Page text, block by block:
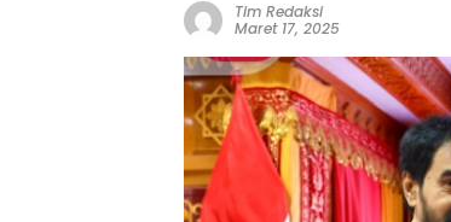
Tim Redaksi
Maret 17, 2025